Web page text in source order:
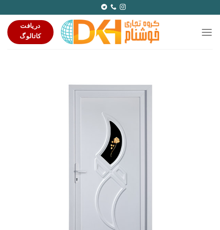
to
content
دریافت
کاتالوگ